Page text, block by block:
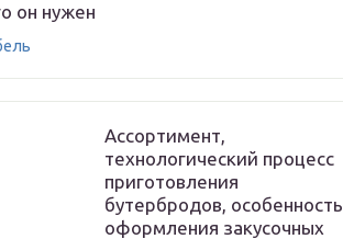
он нужен
Ассортимент,
технологический процесс
приготовления
бутербродов, особенность
оформления закусочных